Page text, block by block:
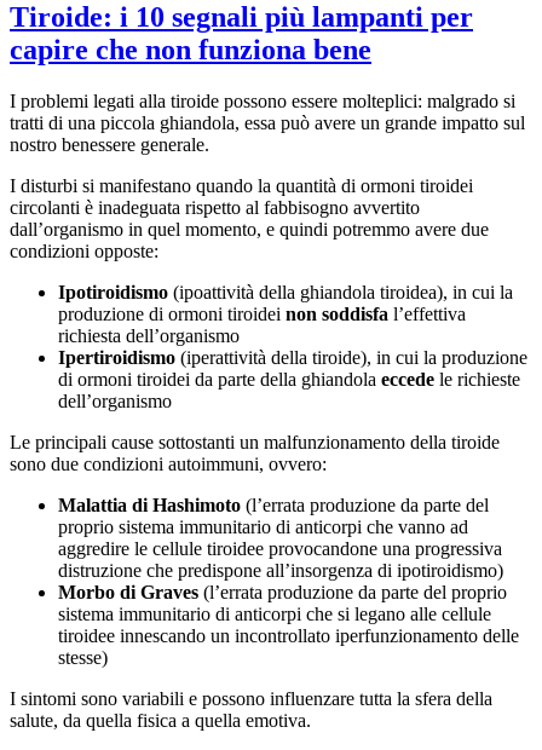
Tiroide: i 10 segnali più lampanti per
capire che non funziona bene
I problemi legati alla tiroide possono essere molteplici: malgrado si
tratti di una piccola ghiandola, essa può avere un grande impatto sul
nostro benessere generale.
I disturbi si manifestano quando la quantità di ormoni tiroidei
circolanti è inadeguata rispetto al fabbisogno avvertito
dall’organismo in quel momento, e quindi potremmo avere due
condizioni opposte:
Ipotiroidismo (ipoattività della ghiandola tiroidea), in cui la
produzione di ormoni tiroidei non soddisfa l’effettiva
richiesta dell’organismo
Ipertiroidismo (iperattività della tiroide), in cui la produzione
di ormoni tiroidei da parte della ghiandola eccede le richieste
dell’organismo
Le principali cause sottostanti un malfunzionamento della tiroide
sono due condizioni autoimmuni, ovvero:
Malattia di Hashimoto (l’errata produzione da parte del
proprio sistema immunitario di anticorpi che vanno ad
aggredire le cellule tiroidee provocandone una progressiva
distruzione che predispone all’insorgenza di ipotiroidismo)
Morbo di Graves (l’errata produzione da parte del proprio
sistema immunitario di anticorpi che si legano alle cellule
tiroidee innescando un incontrollato iperfunzionamento delle
stesse)
I sintomi sono variabili e possono influenzare tutta la sfera della
salute, da quella fisica a quella emotiva.